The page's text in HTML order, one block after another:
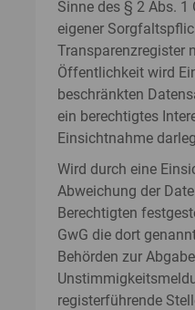
Sinne des § 2 Abs. 1
eigener
Transparenzregister
Öffentlichkeit wird
beschränkten
ein berechtigtes
Einsichtnahme
Wird durch eine
Abweichung der
Berechtigten
GwG die dort
Behörden zur
registerführende